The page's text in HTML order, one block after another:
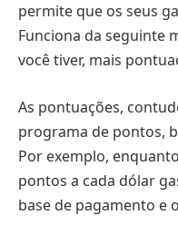
permite que os seus
Funciona da seguinte
você tiver, mais
As pontuações,
programa de pontos,
Por exemplo,
pontos a cada dólar
base de pagamento e